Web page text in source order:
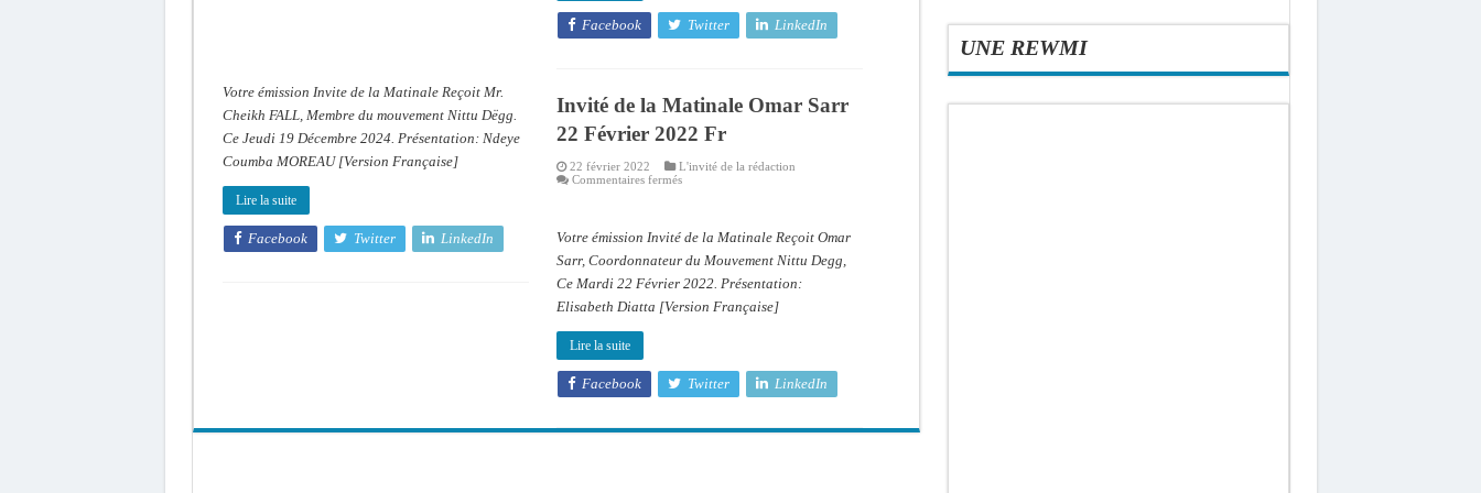
Votre émission Invite de la Matinale Reçoit Mr.
Cheikh FALL, Membre du mouvement Nittu Dëgg.
Ce Jeudi 19 Décembre 2024. Présentation: Ndeye
Coumba MOREAU [Version Française]
Lire la suite
Facebook Twitter LinkedIn
Facebook Twitter LinkedIn
Invité de la Matinale Omar Sarr
22 Février 2022 Fr
22 février 2022
L'invité de la rédaction
Commentaires ferméssur
Matinale
Omar
Sarr
Février
Fr
Votre émission Invité de la Matinale Reçoit Omar
Sarr, Coordonnateur du Mouvement Nittu Degg,
Ce Mardi 22 Février 2022. Présentation:
Elisabeth Diatta [Version Française]
Lire la suite
Facebook Twitter LinkedIn
UNE REWMI